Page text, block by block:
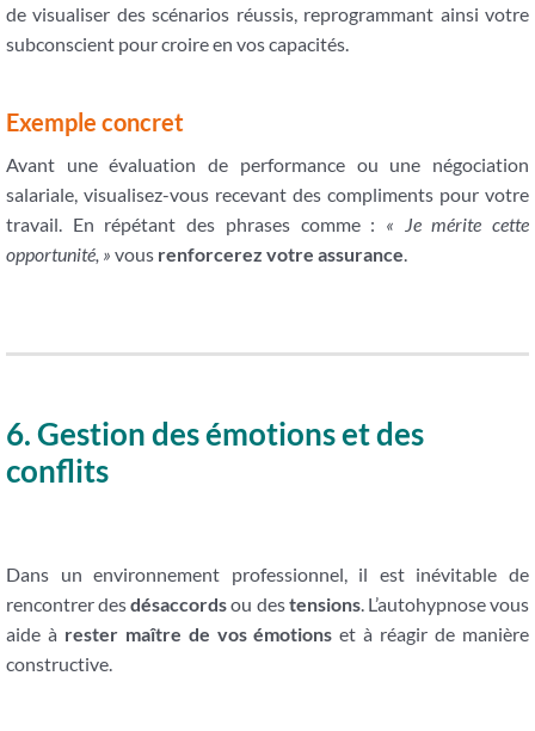
de visualiser des scénarios réussis, reprogrammant ainsi votre
subconscient pour croire en vos capacités.
Exemple concret
Avant une évaluation de performance ou une négociation
salariale, visualisez-vous recevant des compliments pour votre
travail. En répétant des phrases comme : « Je mérite cette
opportunité, » vous renforcerez votre assurance.
6. Gestion des émotions et des
conflits
Dans un environnement professionnel, il est inévitable de
rencontrer desdésaccordsou destensions. L’autohypnose vous
aide à rester maître de vos émotions et à réagir de manière
constructive.